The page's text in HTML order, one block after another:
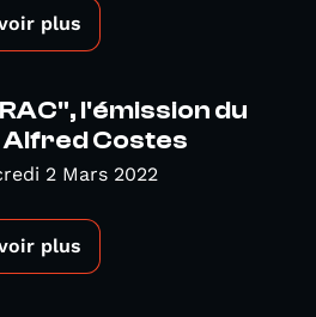
plus
l'émission du
Alfred Costes
2 Mars 2022
plus